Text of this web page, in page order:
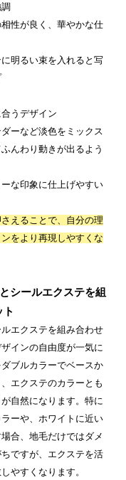
性が良く、華やかな仕
明るい束を入れると写
うデザイン
ーなど淡色をミックス
んわり動きが出るよう
な印象に仕上げやすい
えることで、自分の理
をより再現しやすくな
シールエクステを組
エクステを組み合わせ
インの自由度が一気に
ブルカラーでベースか
エクステのカラーとも
自然になります。特に
ーや、ホワイトに近い
合、地毛だけではダメ
ですが、エクステを活
やすくなります。